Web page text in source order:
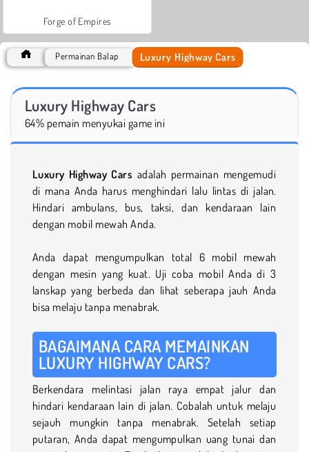
Forge of Empires
Permainan Balap Luxury Highway Cars
Luxury Highway Cars
64% pemain menyukai game ini
Luxury Highway Cars adalah permainan mengemudi
di mana Anda harus menghindari lalu lintas di jalan.
Hindari ambulans, bus, taksi, dan kendaraan lain
dengan mobil mewah Anda.
Anda dapat mengumpulkan total 6 mobil mewah
dengan mesin yang kuat. Uji coba mobil Anda di 3
lanskap yang berbeda dan lihat seberapa jauh Anda
bisa melaju tanpa menabrak.
BAGAIMANA CARA MEMAINKAN
LUXURY HIGHWAY CARS?
Berkendara melintasi jalan raya empat jalur dan
hindari kendaraan lain di jalan. Cobalah untuk melaju
sejauh mungkin tanpa menabrak. Setelah setiap
putaran, Anda dapat mengumpulkan uang tunai dan